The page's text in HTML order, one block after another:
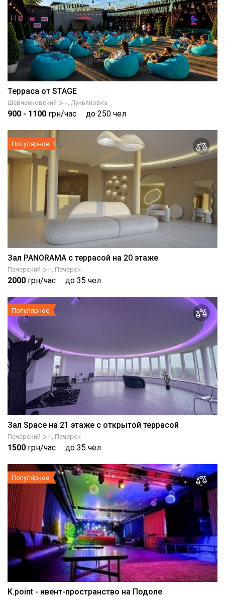
Терраса от STAGE
Шевченковский р-н, Лукьяновка
900 - 1100 грн/час до 250 чел
Популярное
Зал PANORAMA с террасой на 20 этаже
Печерский р-н, Печерск
2000 грн/час до 35 чел
Популярное
Зал Space на 21 этаже с открытой террасой
Печерский р-н, Печерск
1500 грн/час до 35 чел
Популярное
K.point - ивент-пространство на Подоле